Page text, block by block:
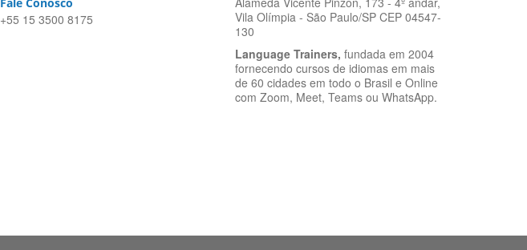
+55 15 3500 8175
Vila Olímpia - São Paulo/SP CEP 04547-
130
Language Trainers, fundada em 2004
fornecendo cursos de idiomas em mais
de 60 cidades em todo o Brasil e Online
com Zoom, Meet, Teams ou WhatsApp.